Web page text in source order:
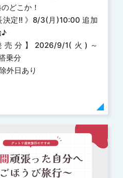
どこか！
決定!! 》8/3(月)10:00 追加
♪
売分】2026/9/1(火)～
乗分
外日あり